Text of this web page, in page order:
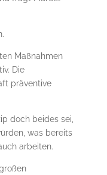
Maßnahmen
Die
präventive
doch beides sei,
was bereits
arbeiten.